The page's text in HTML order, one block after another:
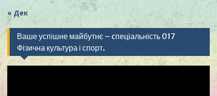
« Дек
Ваше успішне майбутнє – cпеціальність 017
Фізична культура і спорт.